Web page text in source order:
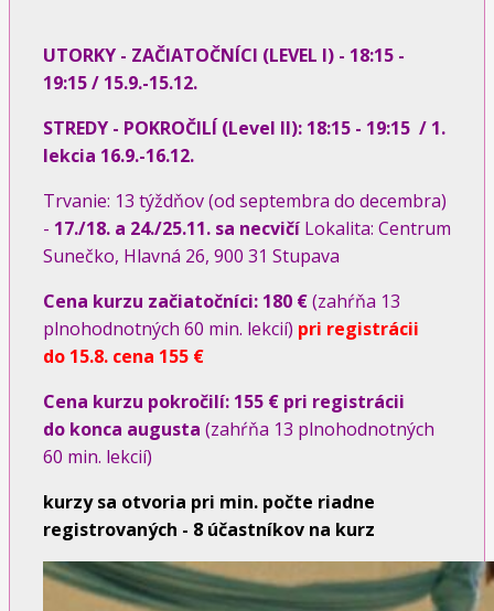
UTORKY - ZAČIATOČNÍCI (LEVEL I) - 18:15 -
19:15 / 15.9.-15.12.
STREDY - POKROČILÍ (Level II): 18:15 - 19:15 / 1.
lekcia 16.9.-16.12.
Trvanie: 13 týždňov (od septembra do decembra)
- 17./18. a 24./25.11. sa necvičí Lokalita: Centrum
Sunečko, Hlavná 26, 900 31 Stupava
Cena kurzu začiatočníci: 180 €(zahŕňa 13
plnohodnotných 60 min. lekcií) pri registrácii
do 15.8. cena 155 €
Cena kurzu pokročilí: 155 € pri registrácii
do konca augusta (zahŕňa 13 plnohodnotných
60 min. lekcií)
kurzy sa otvoria pri min. počte riadne
registrovaných - 8 účastníkov na kurz